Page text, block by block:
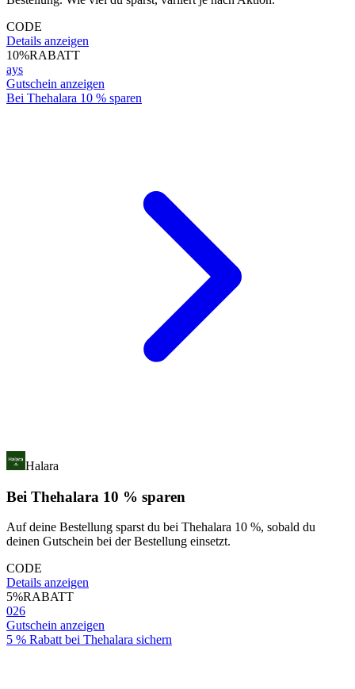
CODE
Details anzeigen
10%RABATT
ays
Gutschein anzeigen
Bei Thehalara 10 % sparen
Halara
Bei Thehalara 10 % sparen
Auf deine Bestellung sparst du bei Thehalara 10 %, sobald du
deinen Gutschein bei der Bestellung einsetzt.
CODE
Details anzeigen
5%RABATT
026
Gutschein anzeigen
5 % Rabatt bei Thehalara sichern